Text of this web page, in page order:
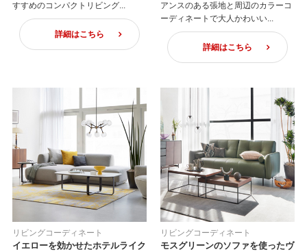
すすめのコンパクトリビング...
詳細はこちら
アンスのある張地と周辺のカラーコ
ーディネートで大人かわいい...
詳細はこちら
リビングコーディネート
イエローを効かせたホテルライク
リビングコーディネート
モスグリーンのソファを使ったヴ